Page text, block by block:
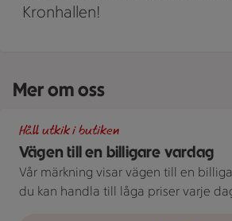
Kronhallen!
Mer om oss
Vägen till en billigare vardag
Håll utkik i butiken
Vår märkning visar vägen till en
du kan handla till låga priser varje